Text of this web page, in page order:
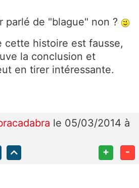
parlé de "blague" non ?
cette histoire est fausse,
la conclusion et
en tirer intéressante.
le 05/03/2014 à
+ -